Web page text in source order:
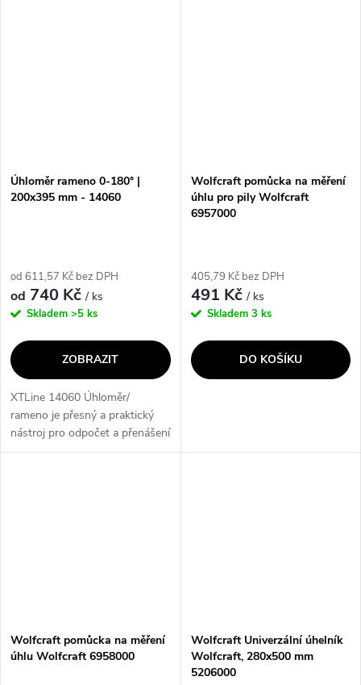
Úhloměr rameno 0-180° |
200x395 mm - 14060
od 611,57 Kč bez DPH
od 740 Kč/ ks
Skladem >5 ks
ZOBRAZIT
XTLine 14060 Úhloměr/
rameno je přesný a praktický
nástroj pro odpočet a přenášení
nastavitelných úhlů. S jeho
Wolfcraft pomůcka na měření
úhlu pro pily Wolfcraft
6957000
405,79 Kč bez DPH
491 Kč/ ks
Skladem 3 ks
DO KOŠÍKU
Wolfcraft pomůcka na měření
úhlu Wolfcraft 6958000
Wolfcraft Univerzální úhelník
Wolfcraft, 280x500 mm
5206000